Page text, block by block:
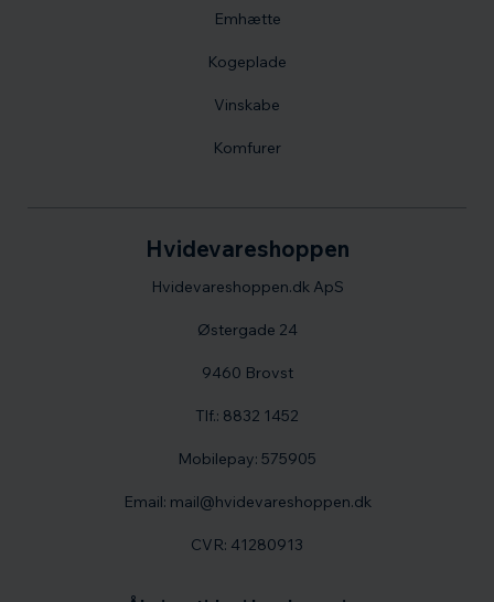
Hvidevareshoppen
Hvidevareshoppen.dk ApS
Østergade 24
9460 Brovst
Tlf.: 8832 1452
Mobilepay: 575905
Email: mail@hvidevareshoppen.dk
CVR: 41280913
Emhætte
Kogeplade
Vinskabe
Komfurer